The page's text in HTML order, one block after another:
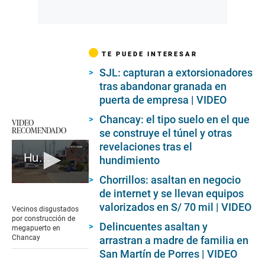
VIDEO
RECOMENDADO
Hundimiento de tierra por obra en Chancay
of
1
minute,
21
seconds
Vecinos disgustados
por construcción de
megapuerto en
Chancay
TE PUEDE INTERESAR
SJL: capturan a extorsionadores
tras abandonar granada en
puerta de empresa | VIDEO
Chancay: el tipo suelo en el que
se construye el túnel y otras
revelaciones tras el
hundimiento
Chorrillos: asaltan en negocio
de internet y se llevan equipos
valorizados en S/ 70 mil | VIDEO
Delincuentes asaltan y
arrastran a madre de familia en
San Martín de Porres | VIDEO